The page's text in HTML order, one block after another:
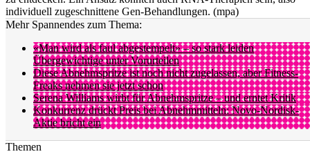
individuell zugeschnittene Gen-Behandlungen. (mpa)
Mehr Spannendes zum Thema:
«Man wird als faul abgestempelt» – so stark leiden
Übergewichtige unter Vorurteilen
Diese Abnehmspritze ist noch nicht zugelassen, aber Fitness-
Freaks nehmen sie jetzt schon
Serena Williams wirbt für Abnehmspritze – und erntet Kritik
Konkurrenz drückt Preis bei Abnehmmitteln: Novo-Nordisk-
Aktie bricht ein
Themen